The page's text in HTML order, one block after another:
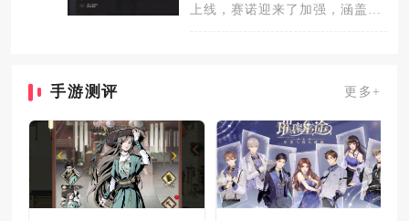
上线，赛诺迎来了加强，涵盖了
手游测评 更多+